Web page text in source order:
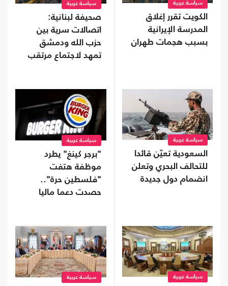
سياسة عربية
الكويت تقرر إغلاق
المدرسة الإيرانية
بسبب هجمات طهران
سياسة عربية
صحيفة لبنانية:
اتصالات سرية بين
حزب الله ودمشق
تمهد لاجتماع مرتقب
سياسة عربية
السعودية تعيّن قائدا
للتحالف البحري وتعلن
انضمام دول جديدة
سياسة عربية
"برجر كينغ" يطرد
موظفة هتفت
"فلسطين حرة"..
حصدت دعما ماليا
سياسة عربية سياسة عربية